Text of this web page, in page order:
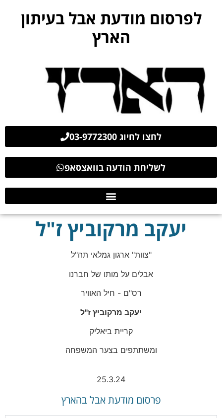
לפרסום מודעת אבל בעיתון
הארץ
לחצו לחיוג 03-9772300
לשליחת הודעה בוואצסאפ
יעקב מרקוביץ ז"ל
"צוות" ארגון גמלאי תה"ל
אבלים על מותו של חברנו
רס"ם - חיל האוויר
יעקב מרקוביץ ז"ל
קריית ביאליק
ומשתתפים בצער המשפחה
25.3.24
פרסום מודעת אבל בהארץ